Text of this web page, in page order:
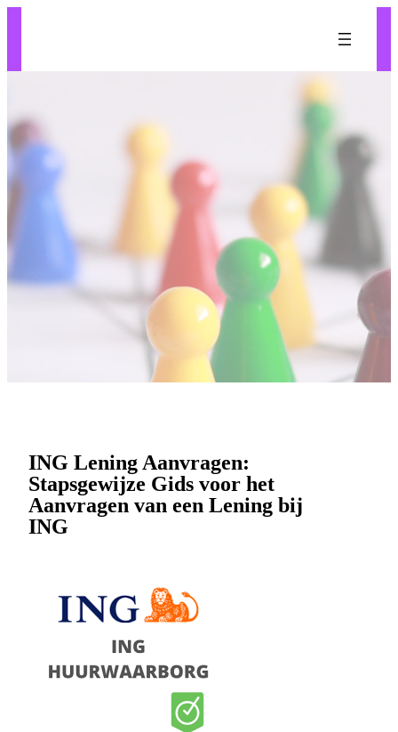
ING Lening Aanvragen:
Stapsgewijze Gids voor het
Aanvragen van een Lening bij
ING